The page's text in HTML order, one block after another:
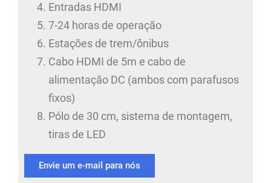
Entradas HDMI
7-24 horas de operação
Estações de trem/ônibus
Cabo HDMI de 5m e cabo de
alimentação DC (ambos com parafusos
fixos)
Pólo de 30 cm, sistema de montagem,
tiras de LED
Envie um e-mail para nós